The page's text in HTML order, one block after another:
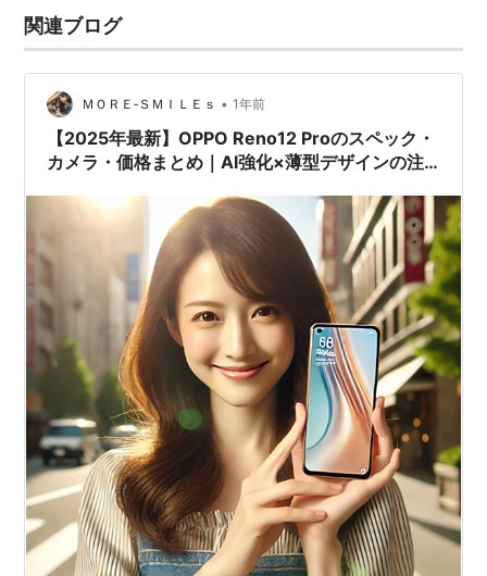
関連ブログ
ＭＯＲＥ‐ＳＭＩＬＥｓ • 1年前
【2025年最新】OPPO Reno12 Proのスペック・
カメラ・価格まとめ｜AI強化×薄型デザインの注